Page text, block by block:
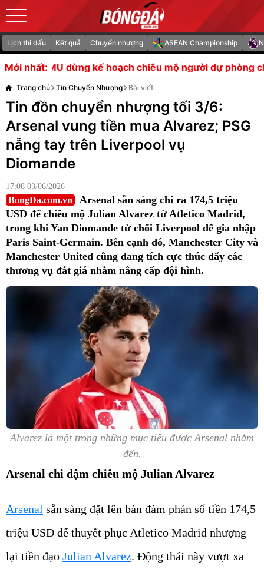
Lịch thi đấu Kết quả Chuyển nhượng ASEAN Championship
Mới nhất:
hoạch chiêu mộ người dự phòng cho Bruno Fernandes
Trang chủ Tin Chuyển Nhượng Bài viết
Tin đồn chuyển nhượng tối 3/6:
Arsenal vung tiền mua Alvarez; PSG
nẫng tay trên Liverpool vụ
Diomande
17:08 03/06/2026
BongDa.com.vn
Arsenal sẵn sàng chi ra 174,5 triệu
USD để chiêu mộ Julian Alvarez từ Atletico Madrid,
trong khi Yan Diomande từ chối Liverpool để gia nhập
Paris Saint-Germain. Bên cạnh đó, Manchester City và
Manchester United cũng đang tích cực thúc đẩy các
thương vụ đắt giá nhằm nâng cấp đội hình.
Alvarez là một trong những mục tiêu được Arsenal nhắm
đến.
Arsenal chi đậm chiêu mộ Julian Alvarez
Arsenal sẵn sàng đặt lên bàn đàm phán số tiền 174,5
triệu USD để thuyết phục Atletico Madrid nhượng
lại tiền đạo Julian Alvarez. Động thái này vượt xa